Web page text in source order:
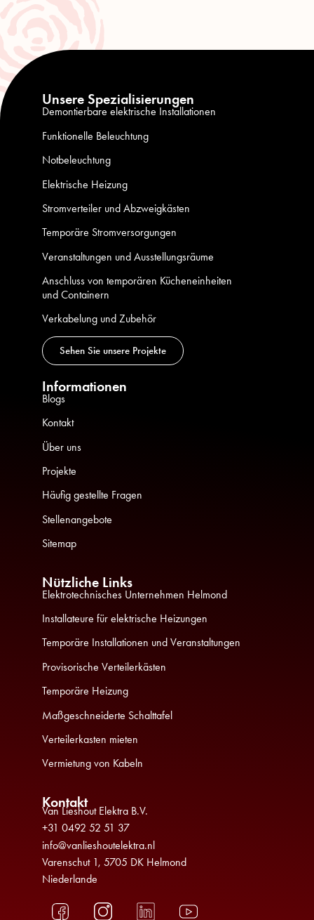
Unsere Spezialisierungen
Demontierbare elektrische Installationen
Funktionelle Beleuchtung
Notbeleuchtung
Elektrische Heizung
Stromverteiler und Abzweigkästen
Temporäre Stromversorgungen
Veranstaltungen und Ausstellungsräume
Anschluss von temporären Kücheneinheiten
und Containern
Verkabelung und Zubehör
Sehen Sie unsere Projekte
Informationen
Blogs
Kontakt
Über uns
Projekte
Häufig gestellte Fragen
Stellenangebote
Sitemap
Nützliche Links
Elektrotechnisches Unternehmen Helmond
Installateure für elektrische Heizungen
Temporäre Installationen und Veranstaltungen
Provisorische Verteilerkästen
Temporäre Heizung
Maßgeschneiderte Schalttafel
Verteilerkasten mieten
Vermietung von Kabeln
Kontakt
Van Lieshout Elektra B.V.
+31 0492 52 51 37
info@vanlieshoutelektra.nl
Varenschut 1, 5705 DK Helmond
Niederlande